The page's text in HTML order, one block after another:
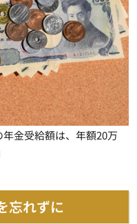
金受給額は、年額20万
忘れずに